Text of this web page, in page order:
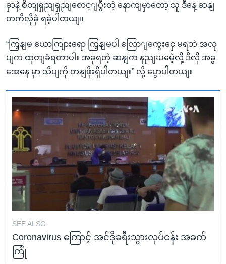
ခှာနဲ့ စိတျရှညျရှညျစောင့ျပွီးတဲ့ နောကျမှာတော့ သူ ဒီနေ့ ဆနျ
တကီလိုခှဲ ရခဲ့ပါတယျ။
“ကြှနျမ ယောကျြားရော ကြှနျမပါ လြောျကွေးငှေ မရဘဲ အလု
ပျက ထုတျခံရတာပါ။ အခုရတဲ့ ဆနျက နညျးပမေဲ့လို့ ဒီလို အခွ
အေနေ မှာ သိပျကို တနျဖိုးရှိပါတယျ။” လို့ ပွောပါတယျ။
SEE ALSO:
Coronavirus ကြောင့် အင်ဒိုခရီးသွားလုပ်ငန်း အခက်
ကြုံ